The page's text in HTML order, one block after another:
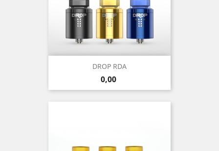
DROP RDA
Precio
0,00